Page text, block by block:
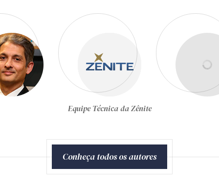
Gustavo Schiefler
Conheça todos os autores